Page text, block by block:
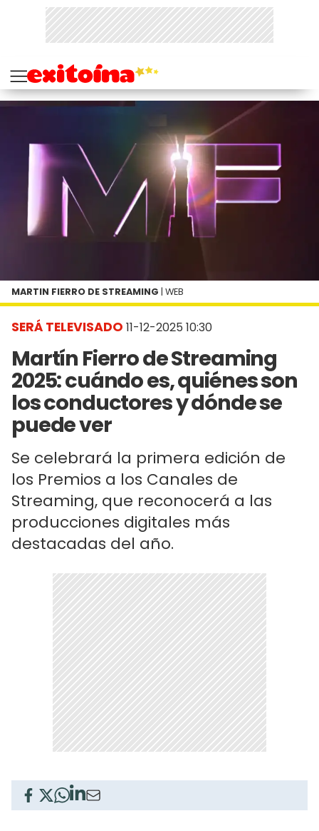
SERÁ TELEVISADO 11-12-2025 10:30
Martín Fierro de Streaming
2025: cuándo es, quiénes son
los conductores y dónde se
puede ver
Se celebrará la primera edición de
los Premios a los Canales de
Streaming, que reconocerá a las
producciones digitales más
destacadas del año.
MARTIN FIERRO DE STREAMING | WEB